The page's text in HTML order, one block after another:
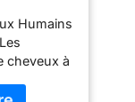
Clip
55cm
Humains
cheveux à
à